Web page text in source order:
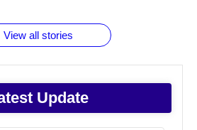
View all stories
Update